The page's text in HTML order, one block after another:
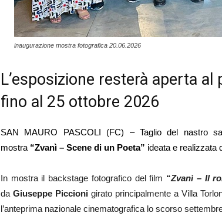
inaugurazione mostra fotografica 20.06.2026
L’esposizione resterà aperta
fino al 25 ottobre 2026
SAN MAURO PASCOLI (FC) – Taglio del nastro
mostra “Zvanì – Scene di un Poeta” ideata e realizzata
In mostra il backstage fotografico del film “Zvanì – Il
da Giuseppe Piccioni girato principalmente a Villa
l’anteprima nazionale cinematografica lo scorso